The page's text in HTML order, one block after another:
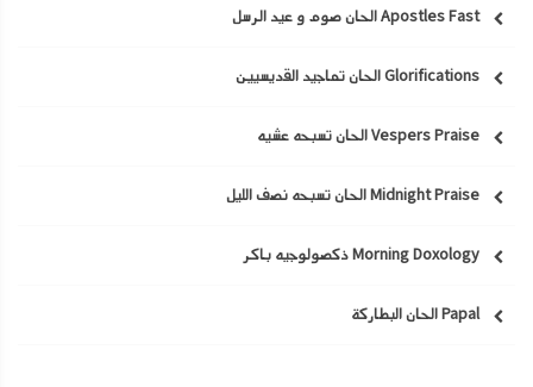
Apostles Fast الحان صوم و عيد الرسل
Glorifications الحان تماجيد القديسيين
Vespers Praise الحان تسبحه عشيه
Midnight Praise الحان تسبحه نصف الليل
Morning Doxology ذكصولوجيه باكر
Papal الحان البطاركة